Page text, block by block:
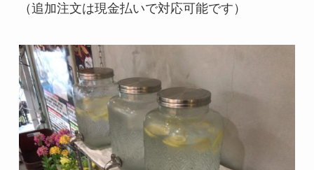
（追加注文は現金払いで対応可能です）